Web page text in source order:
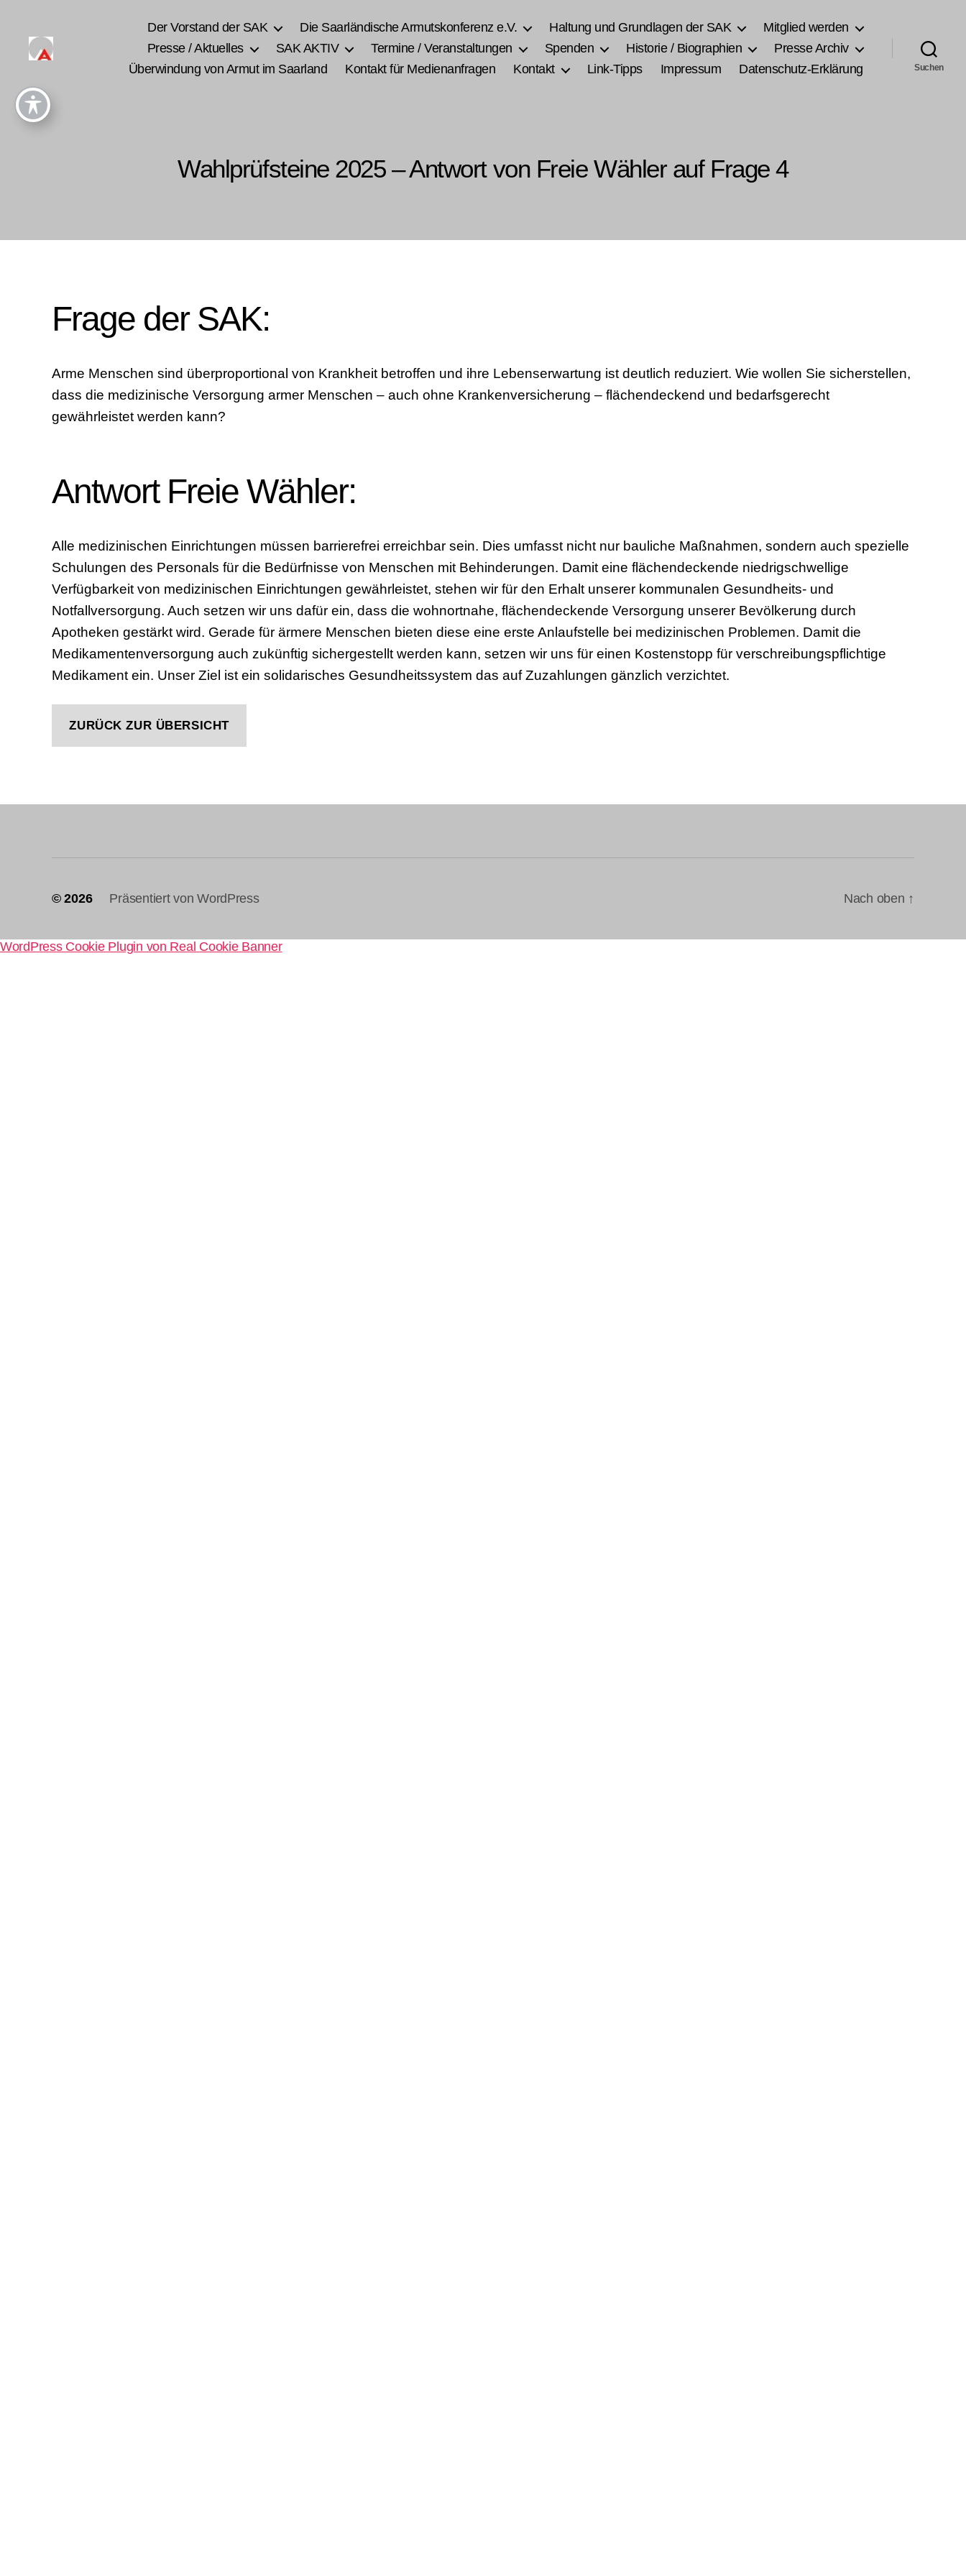
Der Vorstand der SAK Die Saarländische Armutskonferenz e.V. Haltung und Grundlagen der SAK
Mitglied werden
Presse / Aktuelles
SAK AKTIV Termine / Veranstaltungen Spenden Historie / Biographien
Presse Archiv
Überwindung von Armut im Saarland
Kontakt für Medienanfragen Kontakt Link-Tipps Impressum Datenschutz-Erklärung Suchen
Wahlprüfsteine 2025 – Antwort von Freie Wähler auf Frage 4
Frage der SAK:
Arme Menschen sind überproportional von Krankheit betroffen und ihre Lebenserwartung ist deutlich reduziert. Wie wollen Sie sicherstellen,
dass die medizinische Versorgung armer Menschen – auch ohne Krankenversicherung – flächendeckend und bedarfsgerecht
gewährleistet werden kann?
Antwort Freie Wähler:
Alle medizinischen Einrichtungen müssen barrierefrei erreichbar sein. Dies umfasst nicht nur bauliche Maßnahmen, sondern auch spezielle
Schulungen des Personals für die Bedürfnisse von Menschen mit Behinderungen. Damit eine flächendeckende niedrigschwellige
Verfügbarkeit von medizinischen Einrichtungen gewährleistet, stehen wir für den Erhalt unserer kommunalen Gesundheits- und
Notfallversorgung. Auch setzen wir uns dafür ein, dass die wohnortnahe, flächendeckende Versorgung unserer Bevölkerung durch
Apotheken gestärkt wird. Gerade für ärmere Menschen bieten diese eine erste Anlaufstelle bei medizinischen Problemen. Damit die
Medikamentenversorgung auch zukünftig sichergestellt werden kann, setzen wir uns für einen Kostenstopp für verschreibungspflichtige
Medikament ein. Unser Ziel ist ein solidarisches Gesundheitssystem das auf Zuzahlungen gänzlich verzichtet.
ZURÜCK ZUR ÜBERSICHT
© 2026 Präsentiert von WordPress Nach oben ↑
WordPress Cookie Plugin von Real Cookie Banner